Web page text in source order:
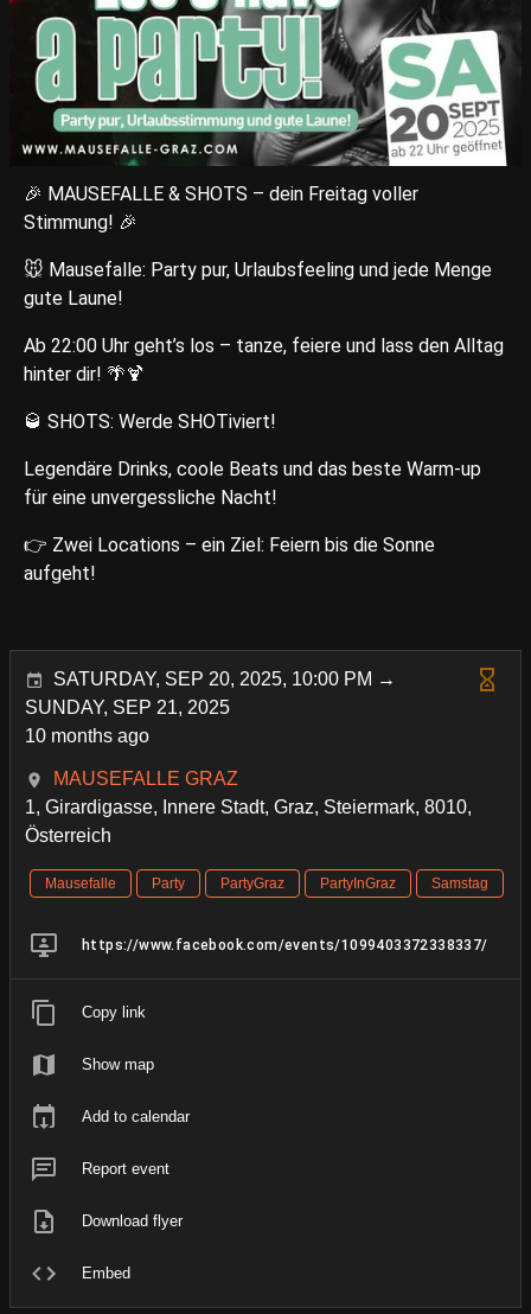
🎉 MAUSEFALLE & SHOTS – dein Freitag voller
Stimmung! 🎉
🐭 Mausefalle: Party pur, Urlaubsfeeling und jede Menge
gute Laune!
Ab 22:00 Uhr geht’s los – tanze, feiere und lass den Alltag
hinter dir! 🌴🍹
🥃 SHOTS: Werde SHOTiviert!
Legendäre Drinks, coole Beats und das beste Warm-up
für eine unvergessliche Nacht!
👉 Zwei Locations – ein Ziel: Feiern bis die Sonne
aufgeht!
SATURDAY, SEP 20, 2025, 10:00 PM →
SUNDAY, SEP 21, 2025
10 months ago
MAUSEFALLE GRAZ
1, Girardigasse, Innere Stadt, Graz, Steiermark, 8010,
Österreich
Mausefalle Party PartyGraz PartyInGraz Samstag
https://www.facebook.com/events/1099403372338337/
Copy link
Show map
Add to calendar
Report event
Download flyer
Embed